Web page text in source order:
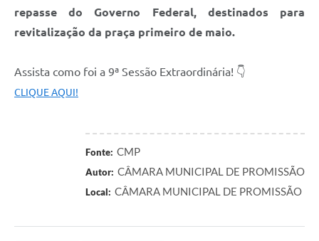
repasse do Governo Federal, destinados para
revitalização da praça primeiro de maio.
Assista como foi a 9ª Sessão Extraordinária! 👇
CLIQUE AQUI!
Fonte: CMP
Autor: CÂMARA MUNICIPAL DE PROMISSÃO
Local: CÂMARA MUNICIPAL DE PROMISSÃO